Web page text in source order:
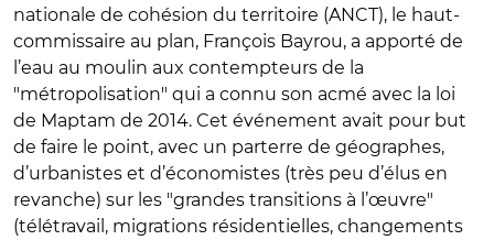
nationale de cohésion du territoire (ANCT), le haut-
commissaire au plan, François Bayrou, a apporté de
l’eau au moulin aux contempteurs de la
"métropolisation" qui a connu son acmé avec la loi
de Maptam de 2014. Cet événement avait pour but
de faire le point, avec un parterre de géographes,
d’urbanistes et d’économistes (très peu d’élus en
revanche) sur les "grandes transitions à l’œuvre"
(télétravail, migrations résidentielles, changements